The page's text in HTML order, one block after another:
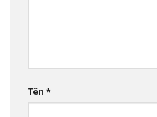
Tên *